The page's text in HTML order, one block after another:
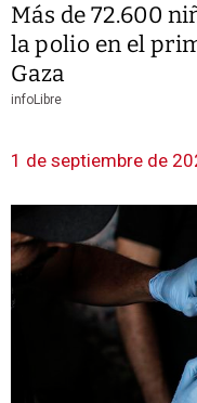
Más de 72.600
la polio en el
Gaza
infoLibre
1 de septiembre de